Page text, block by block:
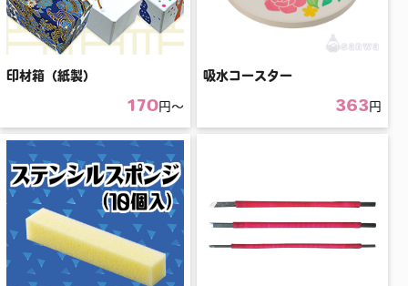
印材箱（紙製）
170円〜
吸水コースター
363円